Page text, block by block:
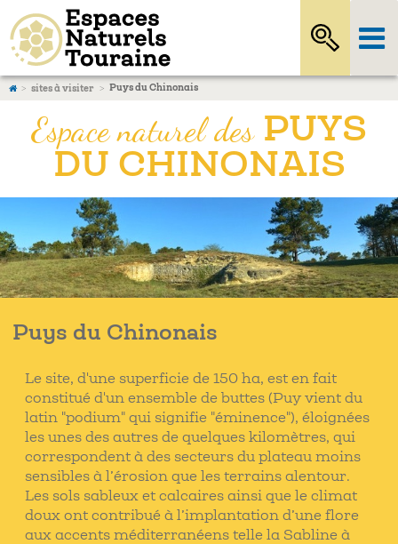
sites à visiter Puys du Chinonais
Espace naturel desPUYS
DU CHINONAIS
Puys du Chinonais
Le site, d'une superficie de 150 ha, est en fait
constitué d'un ensemble de buttes (Puy vient du
latin "podium" qui signifie "éminence"), éloignées
les unes des autres de quelques kilomètres, qui
correspondent à des secteurs du plateau moins
sensibles à l’érosion que les terrains alentour.
Les sols sableux et calcaires ainsi que le climat
doux ont contribué à l’implantation d’une flore
aux accents méditerranéens telle la Sabline à